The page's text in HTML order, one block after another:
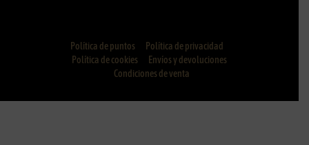
Política de puntos
Política de privacidad
Política de cookies
Envíos y devoluciones
Condiciones de venta